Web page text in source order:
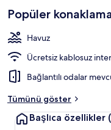
Popüler
Havuz
Ücretsiz kablosuz
Bağlantılı odalar
Tümünü göster
Başlıca özellikler